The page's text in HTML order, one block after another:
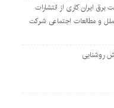
برق ایران کاری از انتشارات
و مطالعات اجتماعی شرکت
روشنایی